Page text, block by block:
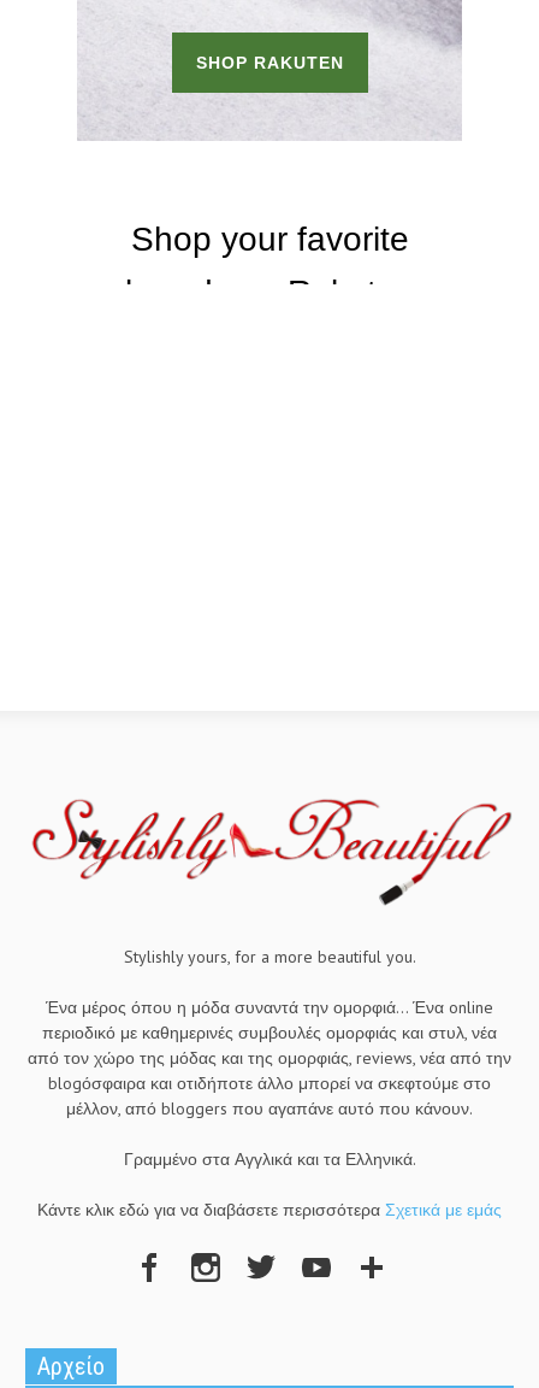
Stylishly yours, for a more beautiful you.
Ένα μέρος όπου η μόδα συναντά την ομορφιά... Ένα online
περιοδικό με καθημερινές συμβουλές ομορφιάς και στυλ, νέα
από τον χώρο της μόδας και της ομορφιάς, reviews, νέα από την
blogόσφαιρα και οτιδήποτε άλλο μπορεί να σκεφτούμε στο
μέλλον, από bloggers που αγαπάνε αυτό που κάνουν.
Γραμμένο στα Αγγλικά και τα Ελληνικά.
Κάντε κλικ εδώ για να διαβάσετε περισσότερα Σχετικά με εμάς
Αρχείο